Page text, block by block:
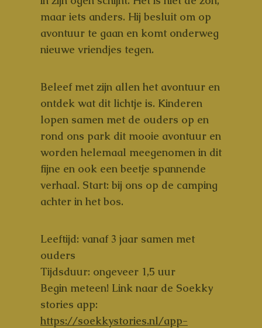
maar iets anders. Hij besluit om op
avontuur te gaan en komt onderweg
nieuwe vriendjes tegen.
Beleef met zijn allen het avontuur en
ontdek wat dit lichtje is. Kinderen
lopen samen met de ouders op en
rond ons park dit mooie avontuur en
worden helemaal meegenomen in dit
fijne en ook een beetje spannende
verhaal. Start: bij ons op de camping
achter in het bos.
Leeftijd: vanaf 3 jaar samen met
ouders
Tijdsduur: ongeveer 1,5 uur
Begin meteen! Link naar de Soekky
stories app:
https://soekkystories.nl/app-